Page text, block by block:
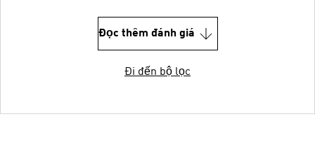
Đọc thêm đánh giá
Đi đến bộ lọc